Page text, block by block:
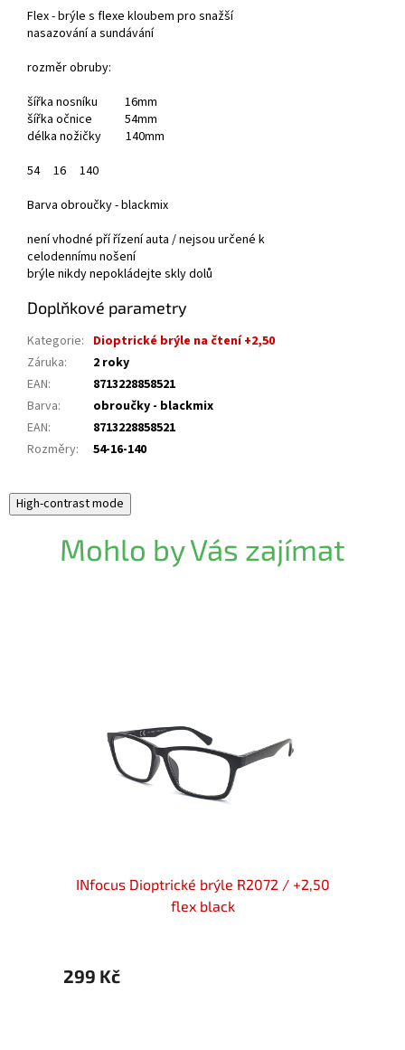
Flex - brýle s flexe kloubem pro snažší
nasazování a sundávání
rozměr obruby:
šířka nosníku 16mm
šířka očnice 54mm
délka nožičky 140mm
54 16 140
Barva obroučky - blackmix
není vhodné pří řízení auta / nejsou určené k
celodennímu nošení
brýle nikdy nepokládejte skly dolů
Doplňkové parametry
Kategorie: Dioptrické brýle na čtení +2,50
Záruka:
2 roky
EAN:
8713228858521
Barva:
obroučky - blackmix
EAN:
8713228858521
Rozměry: 54-16-140
High-contrast mode
Mohlo by Vás zajímat
INfocus Dioptrické brýle R2072 / +2,50
flex black
299 Kč